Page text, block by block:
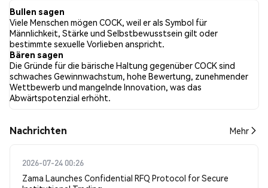
die Stimmung gegenüber COCK in allen sozialen Medien Bärisch.
Schließlich wurden 0 Nachrichtenartikel über COCK
veröffentlicht. Auf Twitter hatten 11.63% der Tweets eine
bullishe Stimmung im Vergleich zu 81.40% der Tweets mit einer
bärischen Stimmung über COCK. 6.98% der Tweets waren
neutral gegenüber COCK. Diese Stimmungen basieren auf 43
Tweets.
Bullen sagen
Viele Menschen mögen COCK, weil er als Symbol für
Männlichkeit, Stärke und Selbstbewusstsein gilt oder
bestimmte sexuelle Vorlieben anspricht.
Bären sagen
Die Gründe für die bärische Haltung gegenüber COCK sind
schwaches Gewinnwachstum, hohe Bewertung, zunehmender
Wettbewerb und mangelnde Innovation, was das
Abwärtspotenzial erhöht.
Nachrichten Mehr
2026-07-24 00:26
Zama Launches Confidential RFQ Protocol for Secure